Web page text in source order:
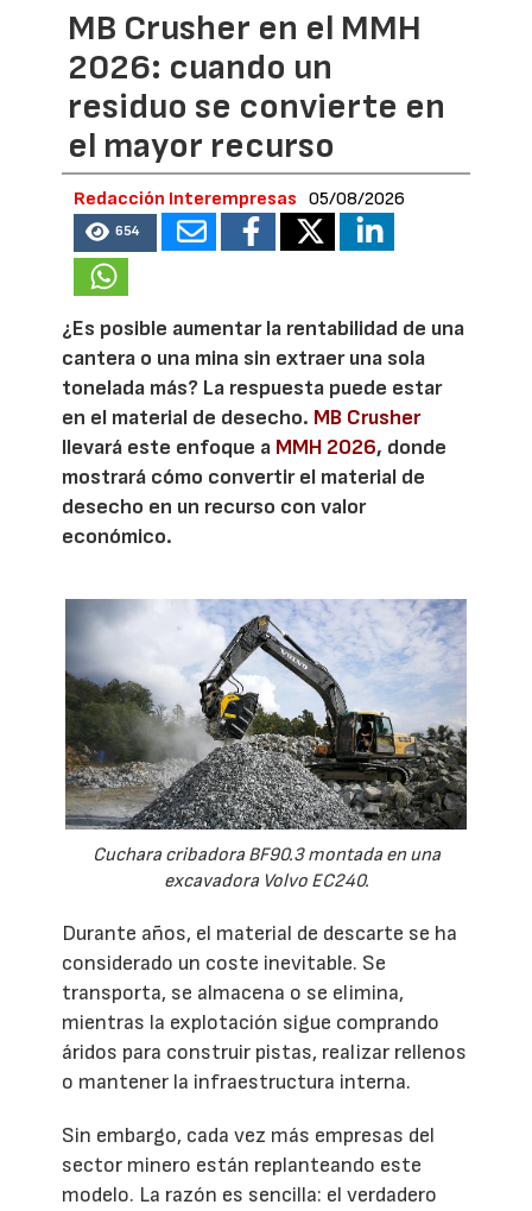
MB Crusher en el MMH
2026: cuando un
residuo se convierte en
el mayor recurso
Redacción Interempresas 05/08/2026
654
¿Es posible aumentar la rentabilidad de una
cantera o una mina sin extraer una sola
tonelada más? La respuesta puede estar
en el material de desecho. MB Crusher
llevará este enfoque a MMH 2026, donde
mostrará cómo convertir el material de
desecho en un recurso con valor
económico.
Cuchara cribadora BF90.3 montada en una
excavadora Volvo EC240.
Durante años, el material de descarte se ha
considerado un coste inevitable. Se
transporta, se almacena o se elimina,
mientras la explotación sigue comprando
áridos para construir pistas, realizar rellenos
o mantener la infraestructura interna.
Sin embargo, cada vez más empresas del
sector minero están replanteando este
modelo. La razón es sencilla: el verdadero